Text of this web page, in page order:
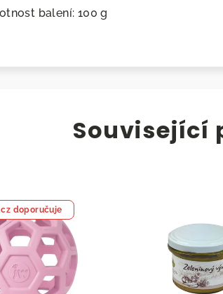
balení: 100 g
Související
doporučuje